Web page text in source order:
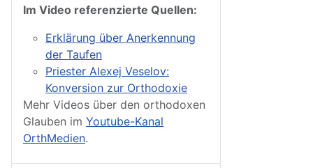
Im Video referenzierte Quellen:
Erklärung über Anerkennung
der Taufen
Priester Alexej Veselov:
Konversion zur Orthodoxie
Mehr Videos über den orthodoxen
Glauben im Youtube-Kanal
OrthMedien.